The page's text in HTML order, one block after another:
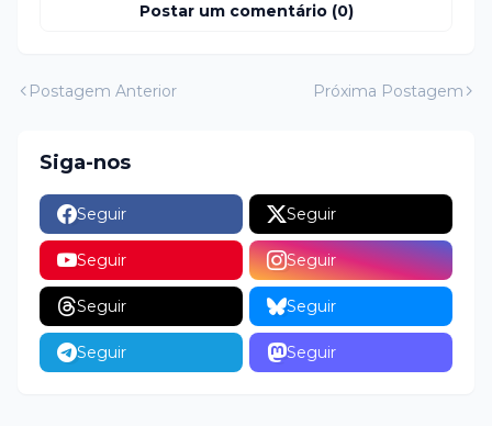
Postar um comentário (0)
Postagem Anterior Próxima Postagem
Siga-nos
Seguir Seguir
Seguir Seguir
Seguir Seguir
Seguir Seguir